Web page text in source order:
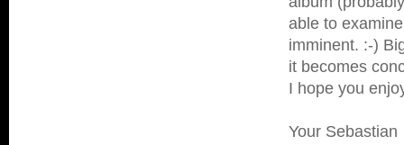
able to
imminent. :-)
it becomes
I hope you
Your Sebastian